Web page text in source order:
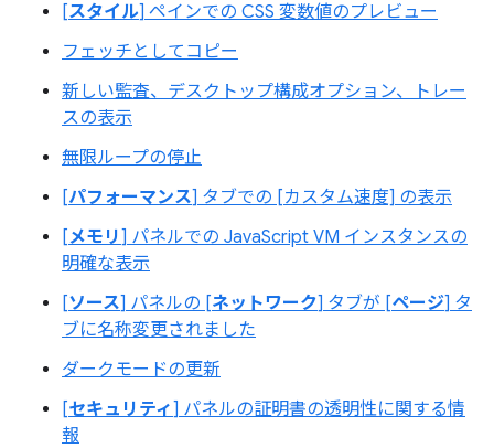
[スタイル] ペインでの CSS 変数値のプレビュー
フェッチとしてコピー
新しい監査、デスクトップ構成オプション、トレー
スの表示
無限ループの停止
[パフォーマンス] タブでの [カスタム速度] の表示
[メモリ ] パネルでの JavaScript VM インスタンスの
明確な表示
[ソース] パネルの [ネットワーク] タブが [ページ] タ
ブに名称変更されました
ダークモードの更新
[セキュリティ ] パネルの証明書の透明性に関する情
報